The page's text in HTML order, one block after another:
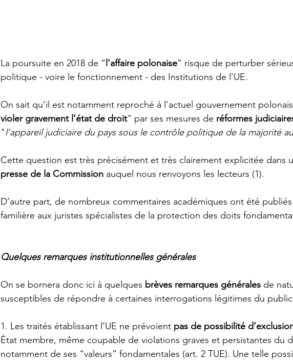
La poursuite en 2018 de “ l'affaire polonaise” risque de perturber
politique - voire le fonctionnement - des Institutions de l’UE.
On sait qu’il est notamment reproché à l’actuel gouvernement
violer gravement l’état de droit” par ses mesures de réformes
"l’appareil judiciaire du pays sous le contrôle politique de la majorité
Cette question est très précisément et très clairement explicitée dans
presse de la Commission auquel nous renvoyons les lecteurs (1).
D’autre part, de nombreux commentaires académiques ont été
familière aux juristes spécialistes de la protection des doits
Quelques remarques institutionnelles générales
On se bornera donc ici à quelques brèves remarques générales de
susceptibles de répondre à certaines interrogations légitimes du
1. Les traités établissant l’UE ne prévoient pas de possibilité
État membre, même coupable de violations graves et persistantes du
notamment de ses “valeurs” fondamentales (art. 2 TUE). Une telle